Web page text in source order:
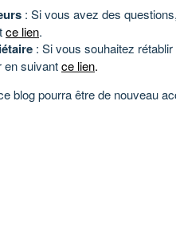
: Si vous avez des
ce lien.
: Si vous souhaitez
en suivantce lien.
blog pourra être de nouveau